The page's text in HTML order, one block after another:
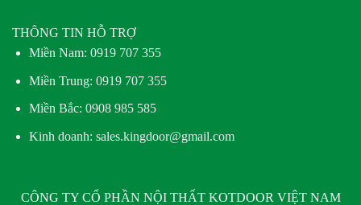
THÔNG TIN HỖ TRỢ
Miền Nam: 0919 707 355
Miền Trung: 0919 707 355
Miền Bắc: 0908 985 585
Kinh doanh: sales.kingdoor@gmail.com
CÔNG TY CỔ PHẦN NỘI THẤT KOTDOOR VIỆT NAM